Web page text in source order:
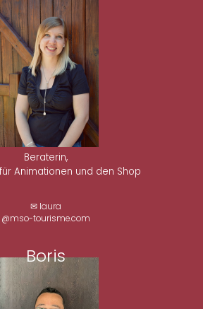
Beraterin,
Animationen und den Shop
✉ laura
@mso-tourisme.com
Boris